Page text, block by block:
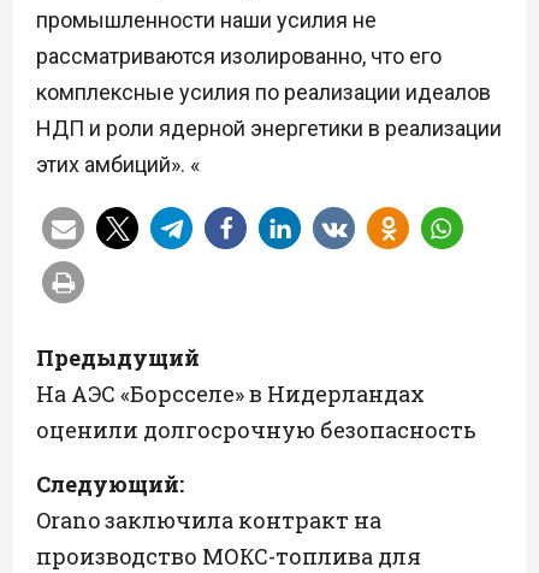
промышленности наши усилия не
рассматриваются изолированно, что его
комплексные усилия по реализации идеалов
НДП и роли ядерной энергетики в реализации
этих амбиций». «
Н
а
в
и
г
Предыдущий
На АЭС «Борсселе» в Нидерландах
оценили долгосрочную безопасность
Следующий:
Orano заключила контракт на
производство МОКС-топлива для